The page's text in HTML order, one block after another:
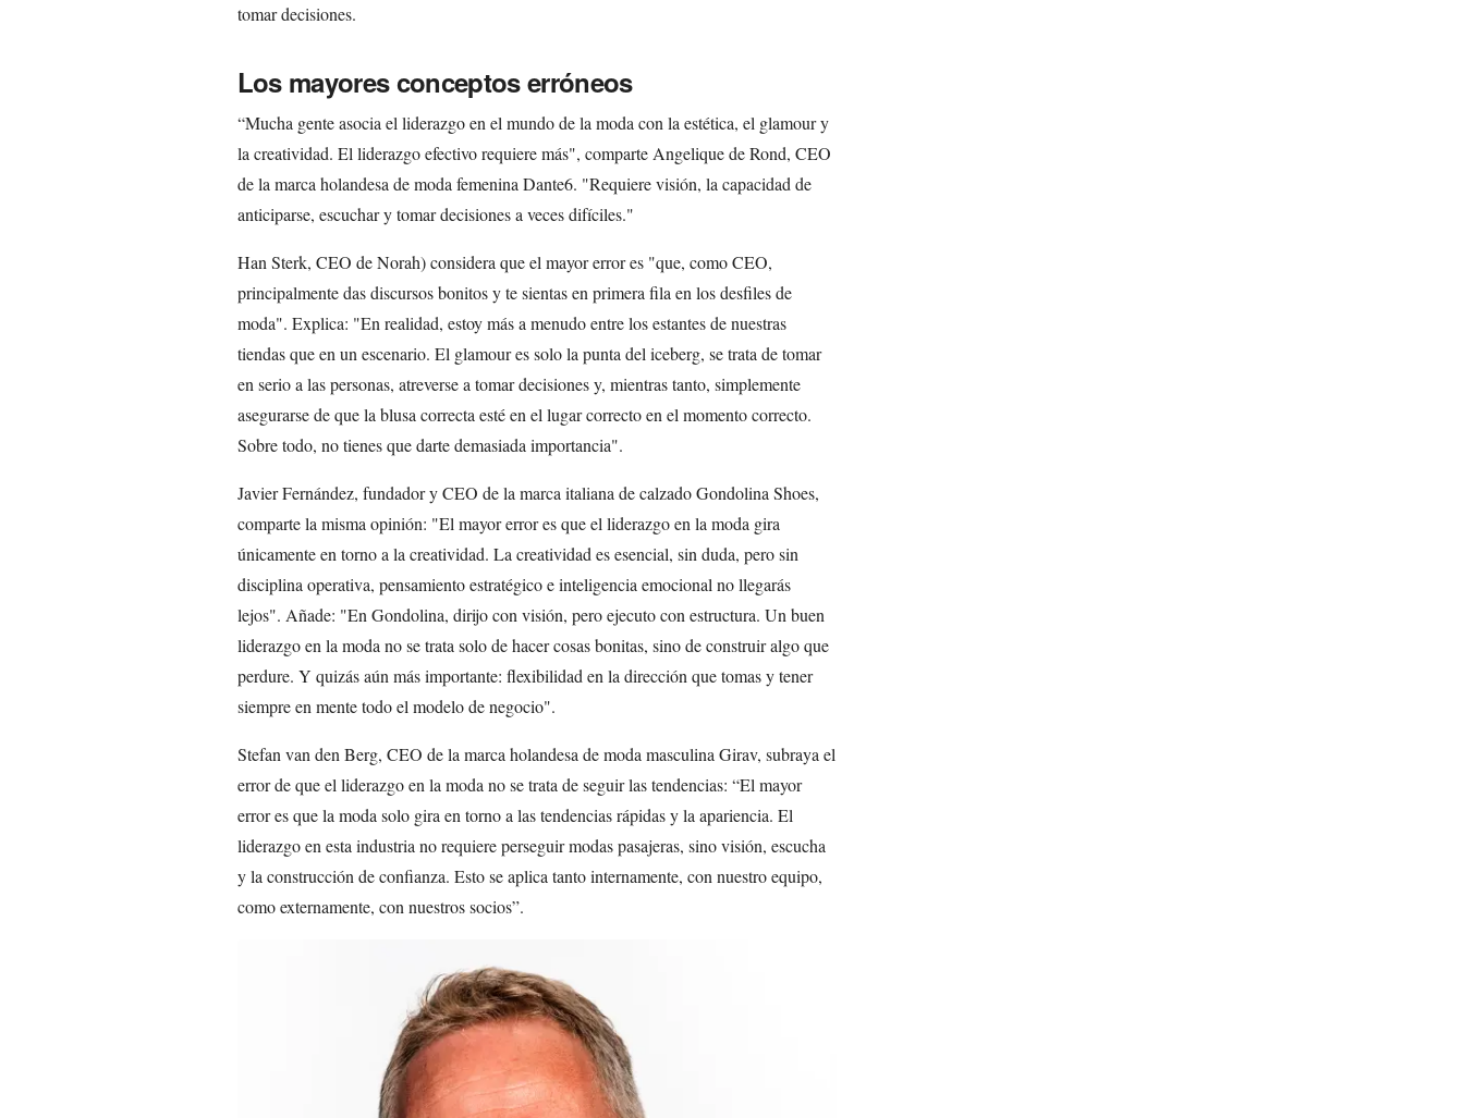
tomar decisiones.
Los mayores conceptos erróneos
“Mucha gente asocia el liderazgo en el mundo de la moda con la estética, el glamour y
la creatividad. El liderazgo efectivo requiere más", comparte Angelique de Rond, CEO
de la marca holandesa de moda femenina Dante6. "Requiere visión, la capacidad de
anticiparse, escuchar y tomar decisiones a veces difíciles."
Han Sterk, CEO de Norah) considera que el mayor error es "que, como CEO,
principalmente das discursos bonitos y te sientas en primera fila en los desfiles de
moda". Explica: "En realidad, estoy más a menudo entre los estantes de nuestras
tiendas que en un escenario. El glamour es solo la punta del iceberg, se trata de tomar
en serio a las personas, atreverse a tomar decisiones y, mientras tanto, simplemente
asegurarse de que la blusa correcta esté en el lugar correcto en el momento correcto.
Sobre todo, no tienes que darte demasiada importancia".
Javier Fernández, fundador y CEO de la marca italiana de calzado Gondolina Shoes,
comparte la misma opinión: "El mayor error es que el liderazgo en la moda gira
únicamente en torno a la creatividad. La creatividad es esencial, sin duda, pero sin
disciplina operativa, pensamiento estratégico e inteligencia emocional no llegarás
lejos". Añade: "En Gondolina, dirijo con visión, pero ejecuto con estructura. Un buen
liderazgo en la moda no se trata solo de hacer cosas bonitas, sino de construir algo que
perdure. Y quizás aún más importante: flexibilidad en la dirección que tomas y tener
siempre en mente todo el modelo de negocio".
Stefan van den Berg, CEO de la marca holandesa de moda masculina Girav, subraya el
error de que el liderazgo en la moda no se trata de seguir las tendencias: “El mayor
error es que la moda solo gira en torno a las tendencias rápidas y la apariencia. El
liderazgo en esta industria no requiere perseguir modas pasajeras, sino visión, escucha
y la construcción de confianza. Esto se aplica tanto internamente, con nuestro equipo,
como externamente, con nuestros socios”.